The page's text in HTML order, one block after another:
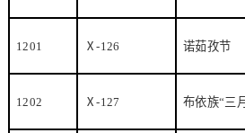
1201 Ⅹ-126 诺茹孜节
1202 Ⅹ-127 布依族“三